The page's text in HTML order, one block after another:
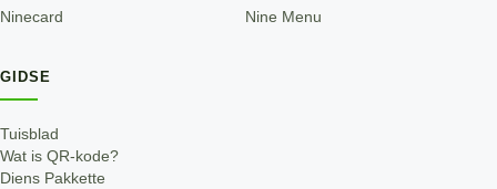
Ninecard Nine Menu
GIDSE
Tuisblad
Wat is QR-kode?
Diens Pakkette